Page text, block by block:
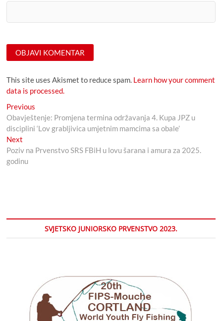
This site uses Akismet to reduce spam. Learn how your comment
data is processed.
Navigacija
članaka
Previous
post:
Obavještenje: Promjena termina održavanja 4. Kupa JPZ u
disciplini ‘Lov grabljivica umjetnim mamcima sa obale’
Next
post:
Poziv na Prvenstvo SRS FBiH u lovu šarana i amura za 2025.
godinu
SVJETSKO JUNIORSKO PRVENSTVO 2023.